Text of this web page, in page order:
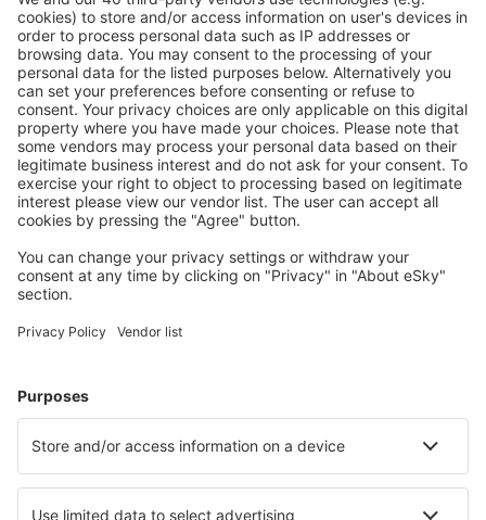
Plan veilig
Zorgeloos boeken met gratiss annuleringsopties.
Bespaar meer
Reisaanbiedingen en speciale aanbiedingen voor
geregistreerde gebruikers.
Kies uit meer dan 1,3 miljoen accommodaties: hotels,
jeugdherbergen, appartementen en meer.
Hotels in Nederland - Populaire steden
Hotels in Hague Hotels in Kamperland